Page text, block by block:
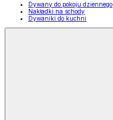
Dywany do pokoju dziennego
Nakładki na schody
Dywaniki do kuchni